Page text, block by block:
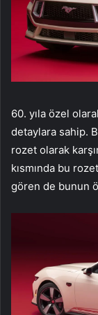
60. yıla özel
detaylara sahip.
rozet olarak
kısmında bu
gören de bunun